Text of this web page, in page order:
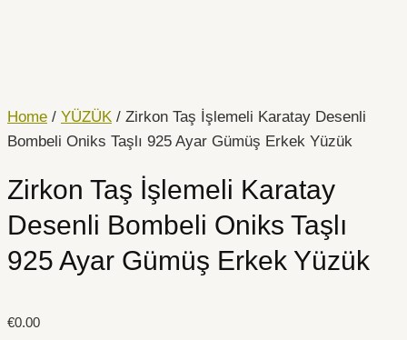
Home / YÜZÜK / Zirkon Taş İşlemeli Karatay Desenli
Bombeli Oniks Taşlı 925 Ayar Gümüş Erkek Yüzük
Zirkon Taş İşlemeli Karatay
Desenli Bombeli Oniks Taşlı
925 Ayar Gümüş Erkek Yüzük
€0.00
Desenli
Bombeli
Taşlı
Ayar
Gümüş
quantity